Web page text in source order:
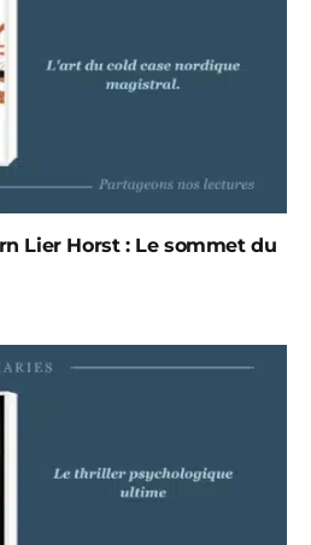
Lier Horst : Le sommet du